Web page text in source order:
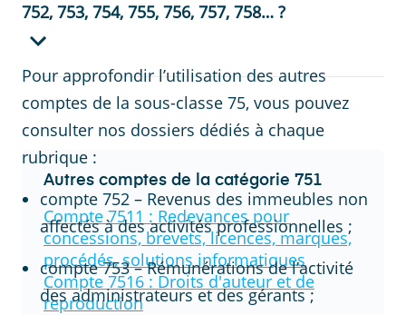
752, 753, 754, 755, 756, 757, 758… ?
Pour approfondir l’utilisation des autres
comptes de la sous-classe 75, vous pouvez
consulter nos dossiers dédiés à chaque
rubrique :
compte 752 – Revenus des immeubles non
affectés à des activités professionnelles ;
compte 753 – Rémunérations de l’activité
des administrateurs et des gérants ;
Autres comptes de la catégorie 751
Compte7511 : Redevances pour
concessions, brevets, licences, marques,
procédés, solutions informatiques
Compte7516:Droits d'auteur et de
reproduction